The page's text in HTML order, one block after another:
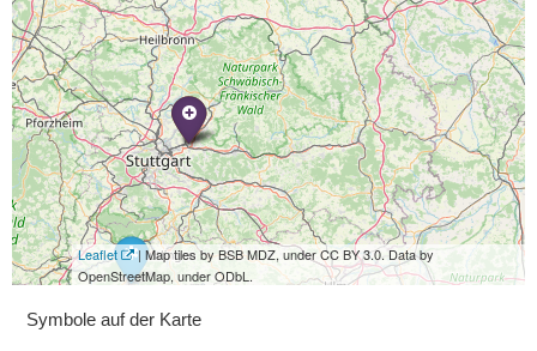
Leaflet
| Map tiles by BSB MDZ, under CC BY 3.0. Data by
OpenStreetMap, under ODbL.
Symbole auf der Karte